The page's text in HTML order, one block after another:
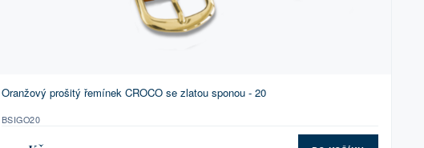
Oranžový prošitý řemínek CROCO se zlatou sponou - 20
BSIGO20